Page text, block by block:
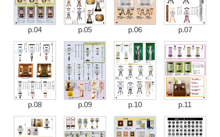
p.04 p.05 p.06 p.07
p.08 p.09 p.10 p.11